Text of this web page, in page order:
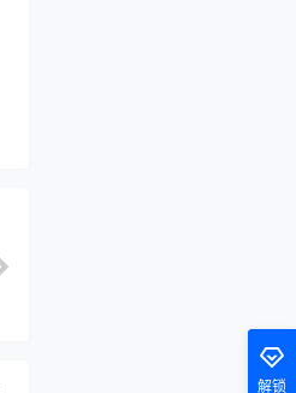
解锁